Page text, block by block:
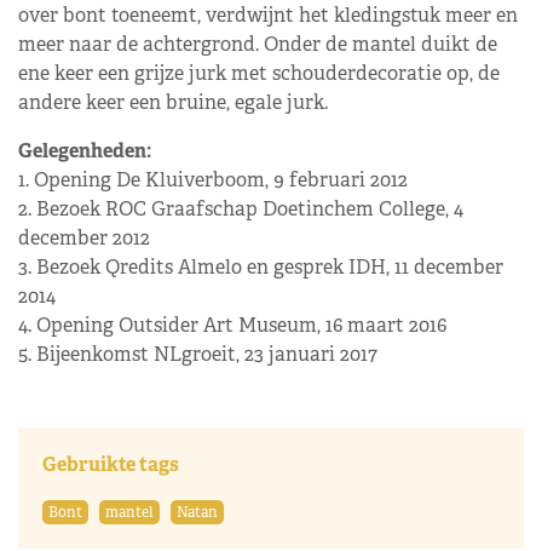
over bont toeneemt, verdwijnt het kledingstuk meer en
meer naar de achtergrond. Onder de mantel duikt de
ene keer een grijze jurk met schouderdecoratie op, de
andere keer een bruine, egale jurk.
Gelegenheden:
1. Opening De Kluiverboom, 9 februari 2012
2. Bezoek ROC Graafschap Doetinchem College, 4
december 2012
3. Bezoek Qredits Almelo en gesprek IDH, 11 december
2014
4. Opening Outsider Art Museum, 16 maart 2016
5. Bijeenkomst NLgroeit, 23 januari 2017
Gebruikte tags
Bont mantel Natan